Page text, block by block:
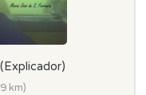
(Explicador)
km)